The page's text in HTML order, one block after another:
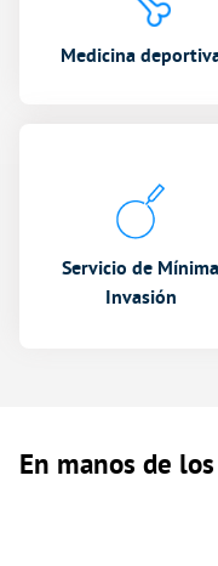
Medicina
Servicio de Mínima
Invasión
En manos de